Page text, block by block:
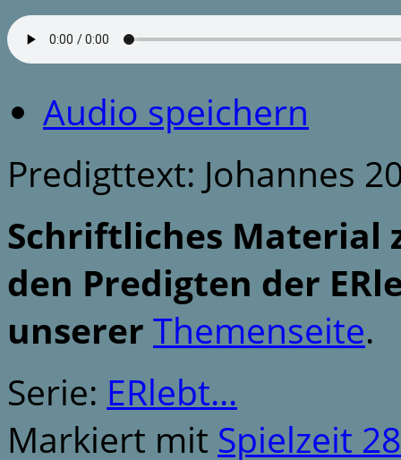
Audio speichern
Predigttext: Johannes
Schriftliches Material
den Predigten der
unserer Themenseite.
Serie: ERlebt...
Markiert mit Spielzeit